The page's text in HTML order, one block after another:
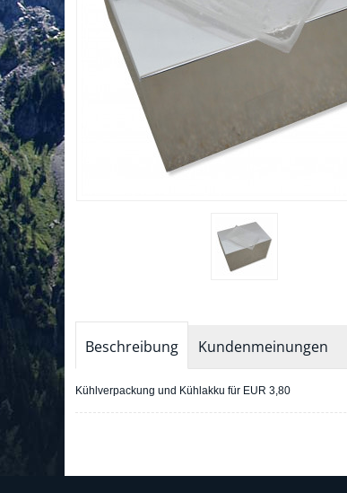
Beschreibung Kundenmeinungen
Kühlverpackung und Kühlakku für EUR 3,80